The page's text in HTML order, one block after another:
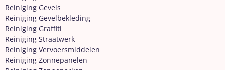
Reiniging Gevels
Reiniging Gevelbekleding
Reiniging Graffiti
Reiniging Straatwerk
Reiniging Vervoersmiddelen
Reiniging Zonnepanelen